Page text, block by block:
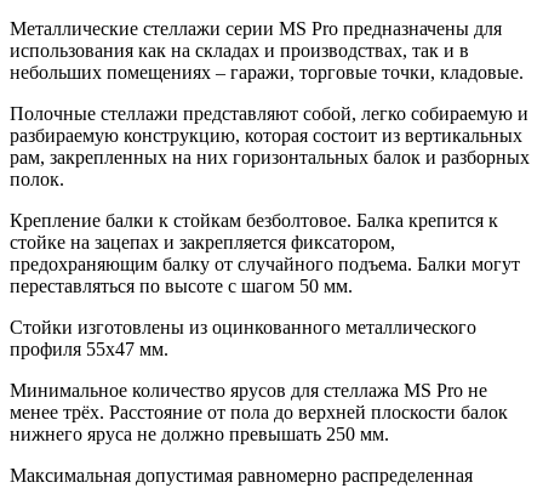
Металлические стеллажи серии MS Pro предназначены для
использования как на складах и производствах, так и в
небольших помещениях – гаражи, торговые точки, кладовые.
Полочные стеллажи представляют собой, легко собираемую и
разбираемую конструкцию, которая состоит из вертикальных
рам, закрепленных на них горизонтальных балок и разборных
полок.
Крепление балки к стойкам безболтовое. Балка крепится к
стойке на зацепах и закрепляется фиксатором,
предохраняющим балку от случайного подъема. Балки могут
переставляться по высоте с шагом 50 мм.
Стойки изготовлены из оцинкованного металлического
профиля 55х47 мм.
Минимальное количество ярусов для стеллажа MS Pro не
менее трёх. Расстояние от пола до верхней плоскости балок
нижнего яруса не должно превышать 250 мм.
Максимальная допустимая равномерно распределенная